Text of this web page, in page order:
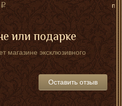
или подарке
магазине эксклюзивного
Оставить отзыв